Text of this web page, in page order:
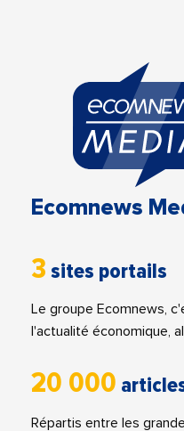
Ecomnews
3 sites portails
Le groupe Ecomnews,
l'actualité économique,
20 000
Répartis entre les